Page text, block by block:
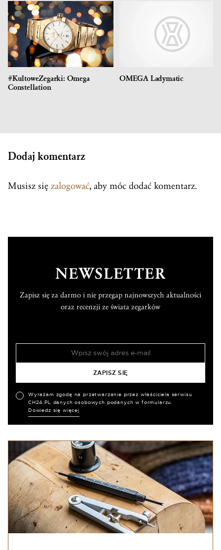
#KultoweZegarki: Omega
Constellation
OMEGA Ladymatic
Dodaj komentarz
Musisz się zalogować, aby móc dodać komentarz.
NEWSLETTER
Zapisz się za darmo i nie przegap najnowszych aktualności
oraz recenzji ze świata zegarków
Wyrażam zgodę na przetwarzanie przez właściciela serwisu
CH24.PL danych osobowych podanych w formularzu.
Dowiedz się więcej